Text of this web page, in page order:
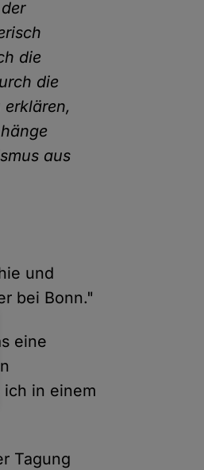
die
die
aus
und
bei Bonn."
eine
in einem
Tagung